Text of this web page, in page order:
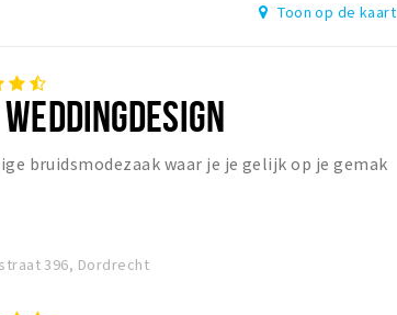
Toon op de kaart
bruidsmodezaak waar je je gelijk op je gemak
396, Dordrecht